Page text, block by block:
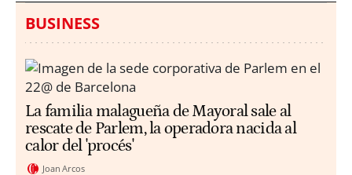
BUSINESS
La familia malagueña de Mayoral sale al
rescate de Parlem, la operadora nacida al
calor del 'procés'
Joan Arcos